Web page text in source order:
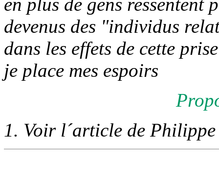
devenus des "individus
dans les effets de cette
je place mes espoirs
1. Voir l´article de